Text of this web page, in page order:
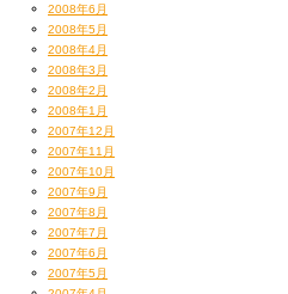
2008年6月
2008年5月
2008年4月
2008年3月
2008年2月
2008年1月
2007年12月
2007年11月
2007年10月
2007年9月
2007年8月
2007年7月
2007年6月
2007年5月